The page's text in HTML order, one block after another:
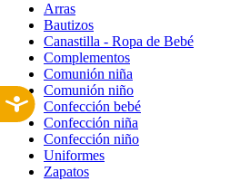
Arras
Bautizos
Canastilla - Ropa de Bebé
Complementos
Comunión niña
Comunión niño
Confección bebé
Confección niña
Confección niño
Uniformes
Zapatos